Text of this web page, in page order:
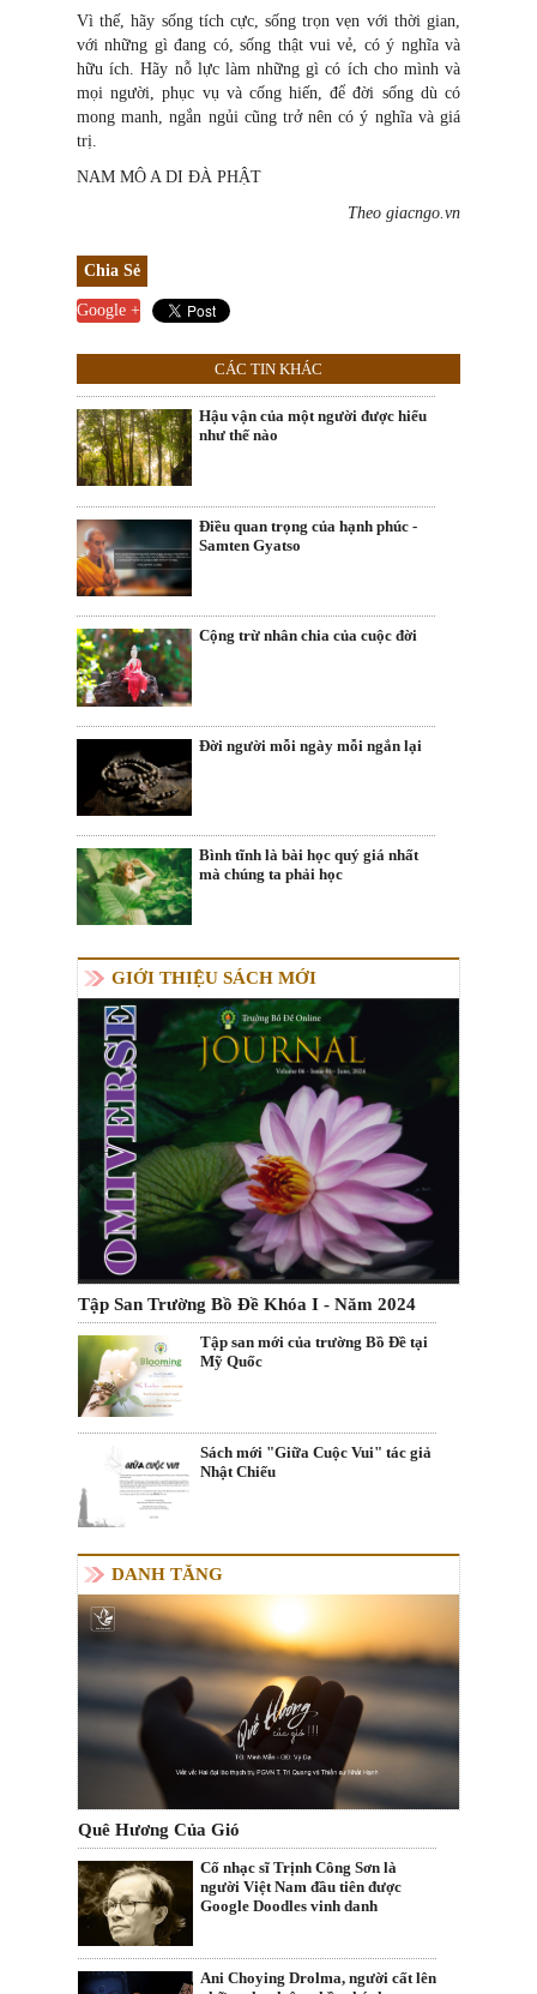
Vì thế, hãy sống tích cực, sống trọn vẹn với thời gian,
với những gì đang có, sống thật vui vẻ, có ý nghĩa và
hữu ích. Hãy nỗ lực làm những gì có ích cho mình và
mọi người, phục vụ và cống hiến, để đời sống dù có
mong manh, ngắn ngủi cũng trở nên có ý nghĩa và giá
trị.
NAM MÔ A DI ĐÀ PHẬT
Theo giacngo.vn
Chia Sẻ
Google +
CÁC TIN KHÁC
Hậu vận của một người được hiểu
như thế nào
Điều quan trọng của hạnh phúc -
Samten Gyatso
Cộng trừ nhân chia của cuộc đời
Đời người mỗi ngày mỗi ngắn lại
Bình tĩnh là bài học quý giá nhất
mà chúng ta phải học
GIỚI THIỆU SÁCH MỚI
Tập San Trường Bồ Đề Khóa I - Năm 2024
Tập san mới của trường Bồ Đề tại
Mỹ Quốc
Sách mới "Giữa Cuộc Vui" tác giả
Nhật Chiếu
DANH TĂNG
Quê Hương Của Gió
Cố nhạc sĩ Trịnh Công Sơn là
người Việt Nam đầu tiên được
Google Doodles vinh danh
Ani Choying Drolma, người cất lên